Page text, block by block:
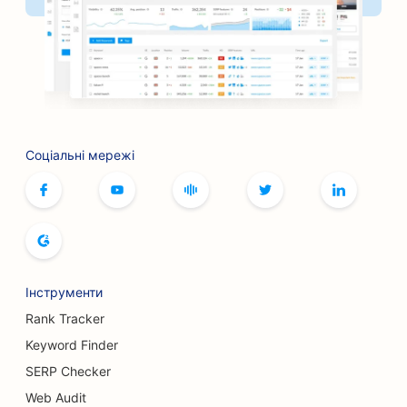
SEO для банків
SEO для книжкових магазинів
SEO для барбекю-барів
SEO для послуг ботокса та філерів
SEO для бутиків
SEO для пивоварень
SEO для послуг зі збільшення грудей
SEO для ресторанів 'шведський стіл
Соціальні мережі
Інструменти
Rank Tracker
Keyword Finder
SERP Checker
Web Audit